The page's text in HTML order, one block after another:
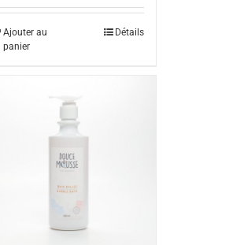
Ajouter au
panier
Détails